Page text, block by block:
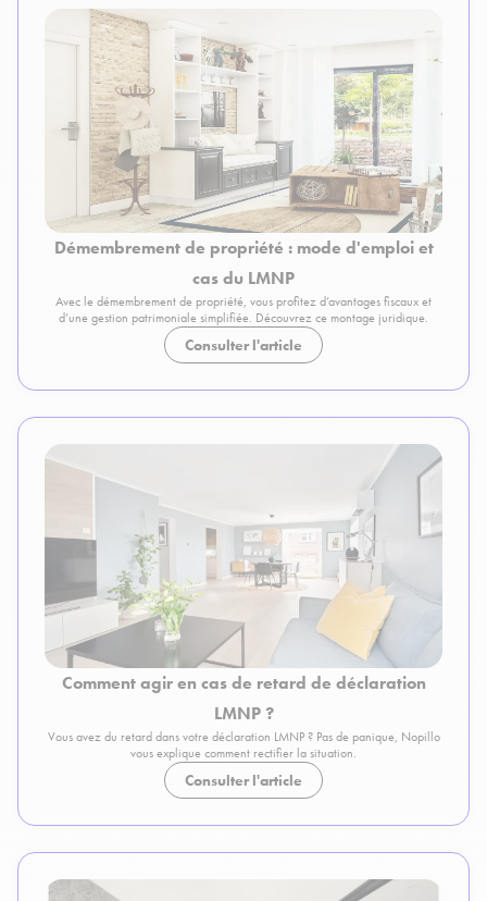
Démembrement de propriété : mode d'emploi et
cas du LMNP
Avec le démembrement de propriété, vous profitez d’avantages fiscaux et
d’une gestion patrimoniale simplifiée. Découvrez ce montage juridique.
Consulter l'article
Comment agir en cas de retard de déclaration
LMNP ?
Vous avez du retard dans votre déclaration LMNP ? Pas de panique, Nopillo
vous explique comment rectifier la situation.
Consulter l'article